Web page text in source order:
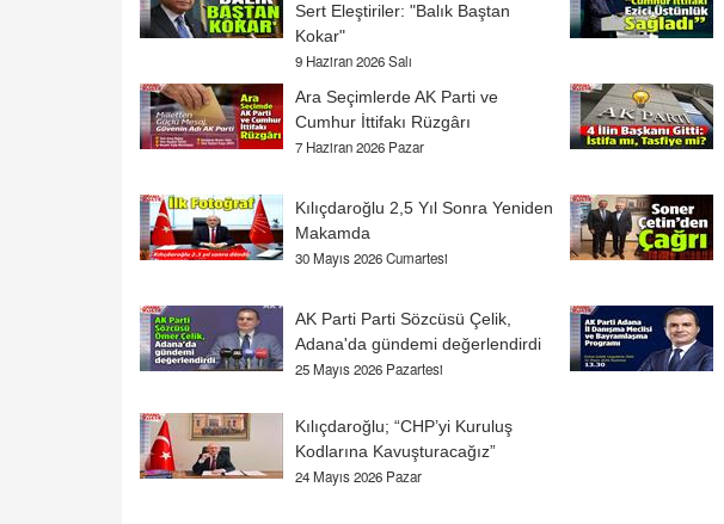
Sert Eleştiriler: "Balık Baştan
Kokar"
9 Haziran 2026 Salı
Ara Seçimlerde AK Parti ve
Cumhur İttifakı Rüzgârı
7 Haziran 2026 Pazar
Kılıçdaroğlu 2,5 Yıl Sonra Yeniden
Makamda
30 Mayıs 2026 Cumartesi
AK Parti Parti Sözcüsü Çelik,
Adana'da gündemi değerlendirdi
25 Mayıs 2026 Pazartesi
Kılıçdaroğlu; “CHP’yi Kuruluş
Kodlarına Kavuşturacağız”
24 Mayıs 2026 Pazar